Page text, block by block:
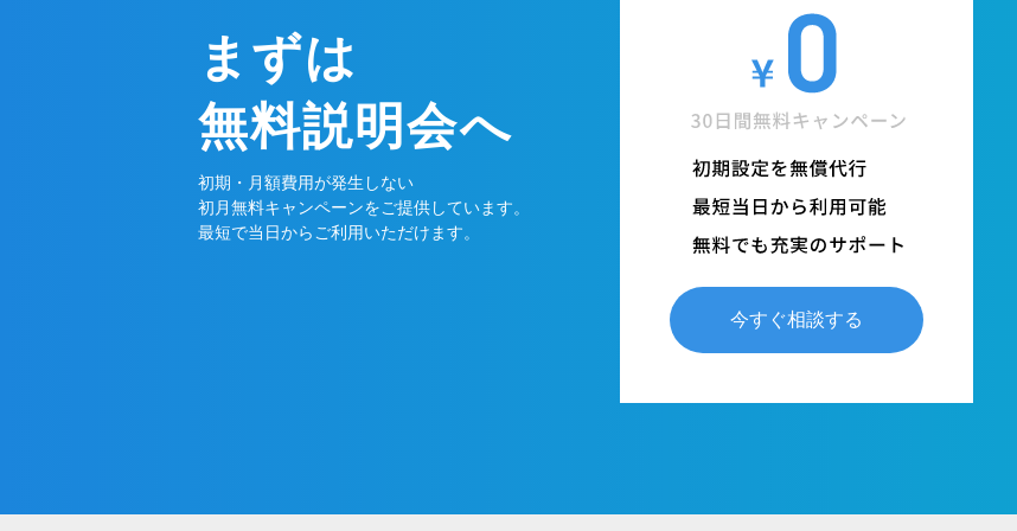
まずは
無料説明会へ
初期・月額費用が発生しない
初月無料キャンペーンをご提供しています。
最短で当日からご利用いただけます。
今すぐ相談する